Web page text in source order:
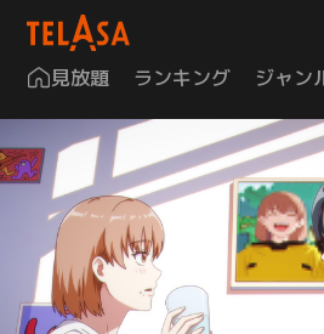
見放題 ランキング ジャン